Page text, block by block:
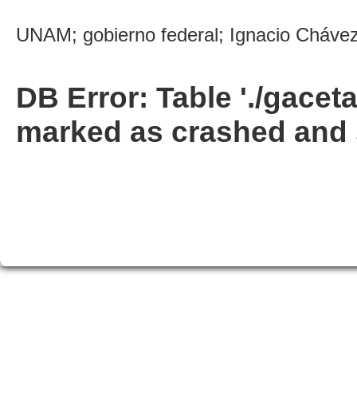
UNAM; gobierno federal; Ignacio
DB Error: Table './
marked as crashed